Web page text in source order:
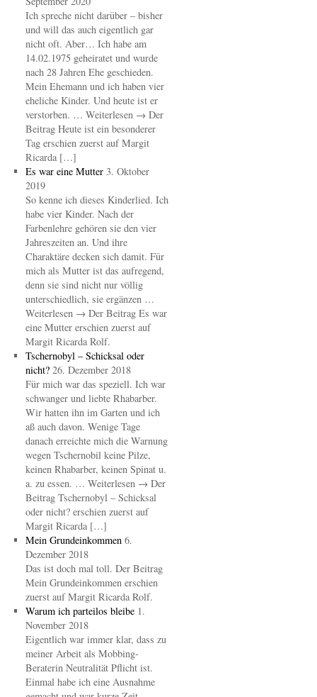
Ich spreche nicht darüber – bisher
und will das auch eigentlich gar
nicht oft. Aber… Ich habe am
14.02.1975 geheiratet und wurde
nach 28 Jahren Ehe geschieden.
Mein Ehemann und ich haben vier
eheliche Kinder. Und heute ist er
verstorben. … Weiterlesen → Der
Beitrag Heute ist ein besonderer
Tag erschien zuerst auf Margit
Ricarda […]
Es war eine Mutter 3. Oktober
2019
So kenne ich dieses Kinderlied. Ich
habe vier Kinder. Nach der
Farbenlehre gehören sie den vier
Jahreszeiten an. Und ihre
Charaktäre decken sich damit. Für
mich als Mutter ist das aufregend,
denn sie sind nicht nur völlig
unterschiedlich, sie ergänzen …
Weiterlesen → Der Beitrag Es war
eine Mutter erschien zuerst auf
Margit Ricarda Rolf.
Tschernobyl – Schicksal oder
nicht? 26. Dezember 2018
Für mich war das speziell. Ich war
schwanger und liebte Rhabarber.
Wir hatten ihn im Garten und ich
aß auch davon. Wenige Tage
danach erreichte mich die Warnung
wegen Tschernobil keine Pilze,
keinen Rhabarber, keinen Spinat u.
a. zu essen. … Weiterlesen → Der
Beitrag Tschernobyl – Schicksal
oder nicht? erschien zuerst auf
Margit Ricarda […]
Mein Grundeinkommen 6.
Dezember 2018
Das ist doch mal toll. Der Beitrag
Mein Grundeinkommen erschien
zuerst auf Margit Ricarda Rolf.
Warum ich parteilos bleibe 1.
November 2018
Eigentlich war immer klar, dass zu
meiner Arbeit als Mobbing-
Beraterin Neutralität Pflicht ist.
Einmal habe ich eine Ausnahme